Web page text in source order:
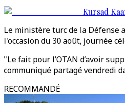
Kursad
Le ministère turc de la Défense
l'occasion du 30 août, journée
"Le fait pour l’OTAN d’avoir
communiqué partagé vendredi
RECOMMANDÉ